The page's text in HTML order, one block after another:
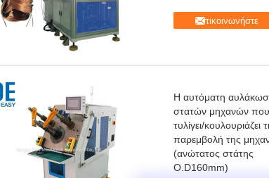
Επικοινωνήστε
Η αυτόματη
στατών μηχανών που
τυλίγει/κουλουριάζει
παρεμβολή της
(ανώτατος στάτης
O.D160mm)